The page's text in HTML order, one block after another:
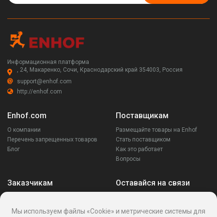
Информационная платформа
, 24, Макаренко, Сочи, Краснодарский край 354003, Россия
support@enhof.com
http://enhof.com
Enhof.com
О компании
Перечень запрещенных товаров
Блог
Поставщикам
Размещайте товары на Enhof
Стать поставщиком
Как это работает
Вопросы
Заказчикам Оставайся на связи
Мы используем файлы «Cookie» и метрические системы для